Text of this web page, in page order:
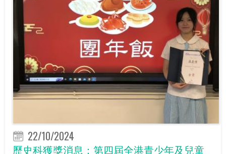
22/10/2024
歷史科獲獎消息：第四屆全港青少年及兒童